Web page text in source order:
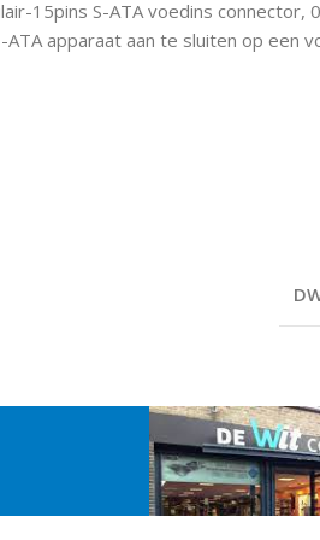
15pins S-ATA voedins connector,
apparaat aan te sluiten op een